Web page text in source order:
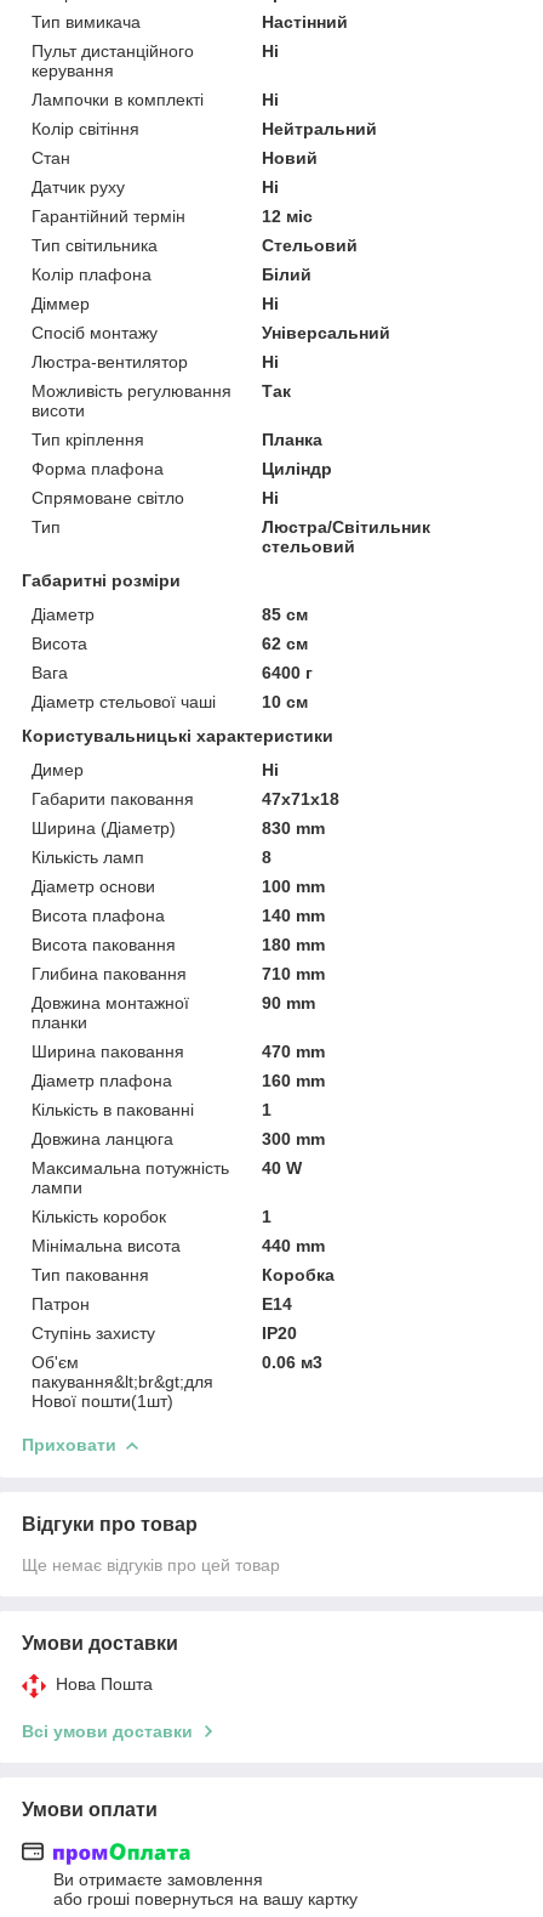
Тип вимикача
Настінний
Пульт дистанційного
керування
Ні
Лампочки в комплекті
Ні
Колір світіння
Нейтральний
Стан
Новий
Датчик руху
Ні
Гарантійний термін
12 міс
Тип світильника
Стельовий
Колір плафона
Білий
Діммер
Ні
Спосіб монтажу
Універсальний
Люстра-вентилятор
Ні
Можливість регулювання
висоти
Так
Тип кріплення
Планка
Форма плафона
Циліндр
Спрямоване світло
Ні
Тип
Люстра/Світильник
стельовий
Габаритні розміри
Діаметр
85 см
Висота
62 см
Вага
6400 г
Діаметр стельової чаші
10 см
Користувальницькі характеристики
Димер
Ні
Габарити паковання
47x71x18
Ширина (Діаметр)
830 mm
Кількість ламп
8
Діаметр основи
100 mm
Висота плафона
140 mm
Висота паковання
180 mm
Глибина паковання
710 mm
Довжина монтажної
планки
90 mm
Ширина паковання
470 mm
Діаметр плафона
160 mm
Кількість в пакованні
1
Довжина ланцюга
300 mm
Максимальна потужність
лампи
40 W
Кількість коробок
1
Мінімальна висота
440 mm
Тип паковання
Коробка
Патрон
Е14
Ступінь захисту
IP20
Об'єм
пакування&lt;br&gt;для
Нової пошти(1шт)
0.06 м3
Приховати
Відгуки про товар
Ще немає відгуків про цей товар
Умови доставки
Нова Пошта
Всі умови доставки
Умови оплати
Ви отримаєте замовлення
або гроші повернуться на вашу картку